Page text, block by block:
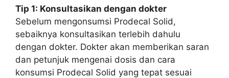
Tip 1: Konsultasikan dengan dokter
Sebelum mengonsumsi Prodecal Solid,
sebaiknya konsultasikan terlebih dahulu
dengan dokter. Dokter akan memberikan saran
dan petunjuk mengenai dosis dan cara
konsumsi Prodecal Solid yang tepat sesuai